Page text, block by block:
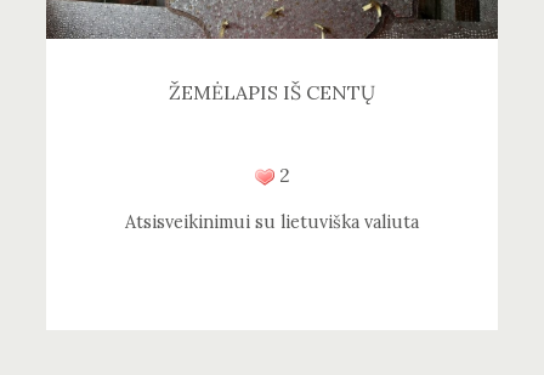
ŽEMĖLAPIS IŠ CENTŲ
2
Atsisveikinimui su lietuviška valiuta